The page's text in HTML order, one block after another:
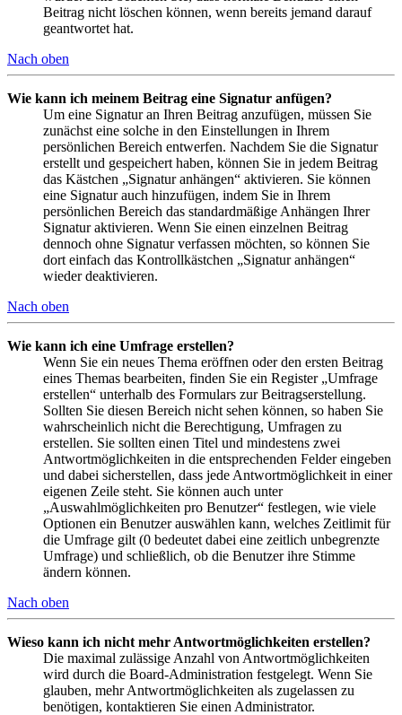
Beitrag nicht löschen können, wenn bereits jemand darauf
geantwortet hat.
Nach oben
Wie kann ich meinem Beitrag eine Signatur anfügen?
Um eine Signatur an Ihren Beitrag anzufügen, müssen Sie
zunächst eine solche in den Einstellungen in Ihrem
persönlichen Bereich entwerfen. Nachdem Sie die Signatur
erstellt und gespeichert haben, können Sie in jedem Beitrag
das Kästchen „Signatur anhängen“ aktivieren. Sie können
eine Signatur auch hinzufügen, indem Sie in Ihrem
persönlichen Bereich das standardmäßige Anhängen Ihrer
Signatur aktivieren. Wenn Sie einen einzelnen Beitrag
dennoch ohne Signatur verfassen möchten, so können Sie
dort einfach das Kontrollkästchen „Signatur anhängen“
wieder deaktivieren.
Nach oben
Wie kann ich eine Umfrage erstellen?
Wenn Sie ein neues Thema eröffnen oder den ersten Beitrag
eines Themas bearbeiten, finden Sie ein Register „Umfrage
erstellen“ unterhalb des Formulars zur Beitragserstellung.
Sollten Sie diesen Bereich nicht sehen können, so haben Sie
wahrscheinlich nicht die Berechtigung, Umfragen zu
erstellen. Sie sollten einen Titel und mindestens zwei
Antwortmöglichkeiten in die entsprechenden Felder eingeben
und dabei sicherstellen, dass jede Antwortmöglichkeit in einer
eigenen Zeile steht. Sie können auch unter
„Auswahlmöglichkeiten pro Benutzer“ festlegen, wie viele
Optionen ein Benutzer auswählen kann, welches Zeitlimit für
die Umfrage gilt (0 bedeutet dabei eine zeitlich unbegrenzte
Umfrage) und schließlich, ob die Benutzer ihre Stimme
ändern können.
Nach oben
Wieso kann ich nicht mehr Antwortmöglichkeiten erstellen?
Die maximal zulässige Anzahl von Antwortmöglichkeiten
wird durch die Board-Administration festgelegt. Wenn Sie
glauben, mehr Antwortmöglichkeiten als zugelassen zu
benötigen, kontaktieren Sie einen Administrator.